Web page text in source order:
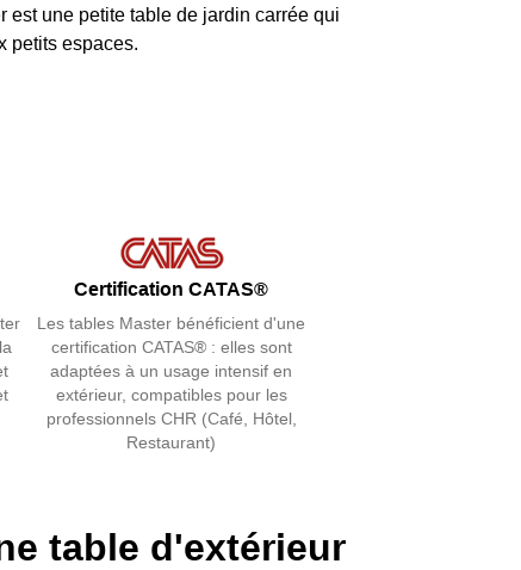
est une petite table de jardin carrée qui
petits espaces.
tout en résine gris anthracite.
Certification CATAS®
Les tables Master bénéficient d'une
certification CATAS® : elles sont
adaptées à un usage intensif en
extérieur, compatibles pour les
professionnels CHR (Café, Hôtel,
Restaurant)
table d'extérieur